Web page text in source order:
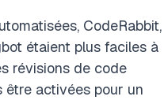
CodeRabbit,
étaient plus faciles à
révisions de code
être activées pour un